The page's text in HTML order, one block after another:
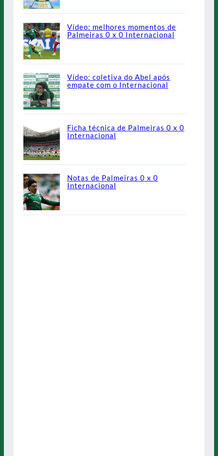
Vídeo: melhores momentos de
Palmeiras 0 x 0 Internacional
Vídeo: coletiva do Abel após
empate com o Internacional
Ficha técnica de Palmeiras 0 x 0
Internacional
Notas de Palmeiras 0 x 0
Internacional